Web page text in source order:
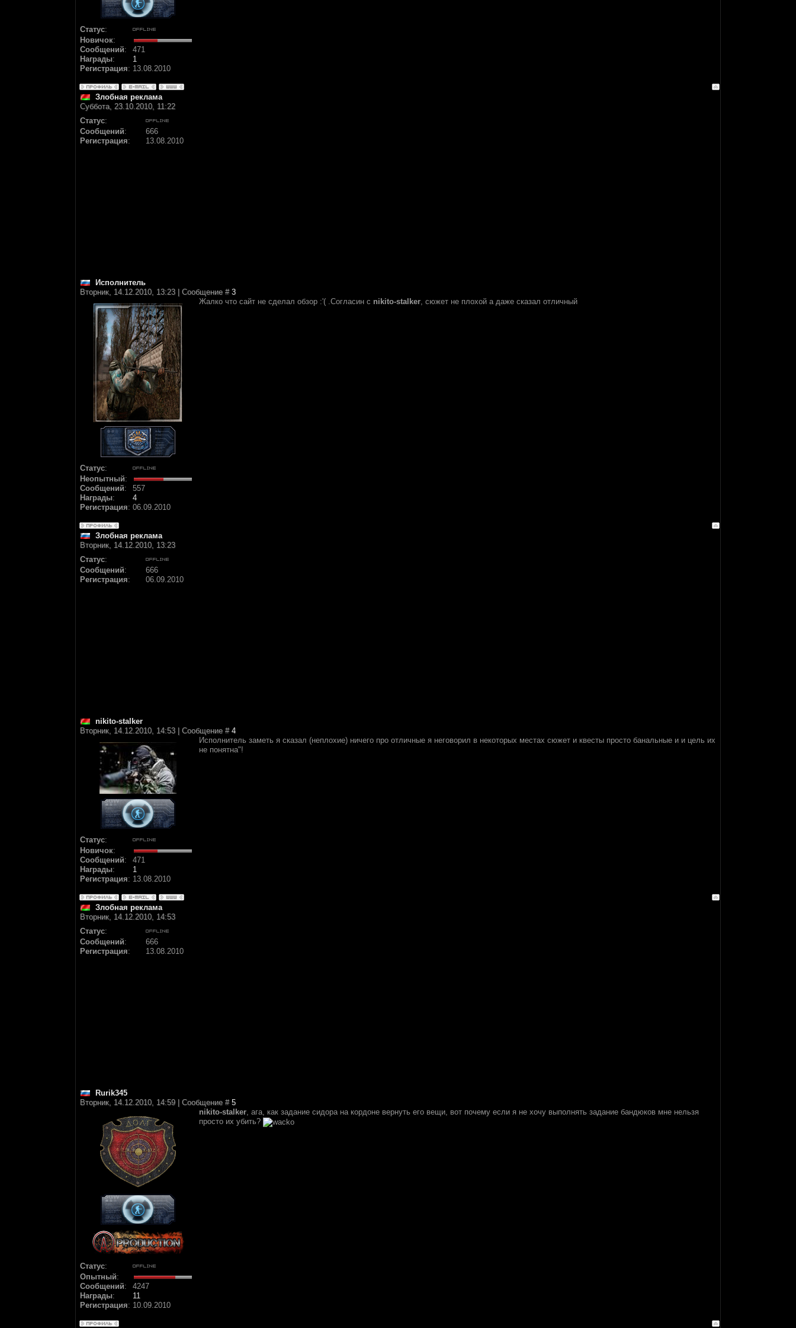
Статус:
Новичок:
Сообщений:
471
Награды:
1
Регистрация: 13.08.2010
Злобная реклама
Суббота, 23.10.2010, 11:22
Статус:
Сообщений:
666
Регистрация: 13.08.2010
Исполнитель
Вторник, 14.12.2010, 13:23 | Сообщение # 3
Статус:
Неопытный:
Сообщений:
557
Награды:
4
Регистрация: 06.09.2010
Жалко что сайт не сделал обзор :'( .Согласин с nikito-stalker, сюжет не плохой а даже сказал отличный
Злобная реклама
Вторник, 14.12.2010, 13:23
Статус:
Сообщений:
666
Регистрация: 06.09.2010
nikito-stalker
Вторник, 14.12.2010, 14:53 | Сообщение # 4
Статус:
Новичок:
Сообщений:
471
Награды:
1
Регистрация: 13.08.2010
Исполнитель заметь я сказал (неплохие) ничего про отличные я неговорил в некоторых местах сюжет и квесты просто банальные и и цель их
не понятна"!
Злобная реклама
Вторник, 14.12.2010, 14:53
Статус:
Сообщений:
666
Регистрация: 13.08.2010
Rurik345
Вторник, 14.12.2010, 14:59 | Сообщение # 5
Статус:
Опытный:
Сообщений:
4247
Награды:
11
Регистрация: 10.09.2010
nikito-stalker, ага, как задание сидора на кордоне вернуть его вещи, вот почему если я не хочу выполнять задание бандюков мне нельзя
просто их убить?